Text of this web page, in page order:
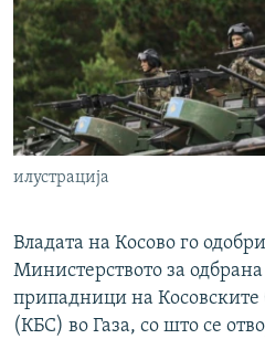
илустрација
Владата на Косово го
Министерството за
припадници на Косовските
(КБС) во Газа, со што се